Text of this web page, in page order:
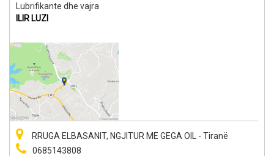
Lubrifikante dhe vajra
ILIR LUZI
RRUGA ELBASANIT, NGJITUR ME GEGA OIL - Tiranë
0685143808